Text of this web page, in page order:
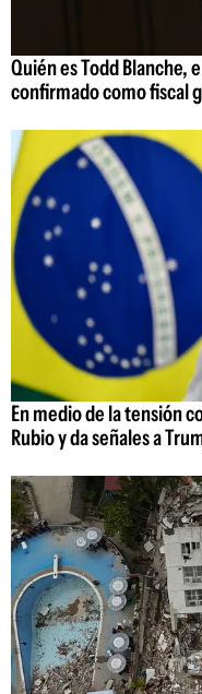
Quién es Todd Blanche,
confirmado como fiscal
En medio de la tensión
Rubio y da señales a